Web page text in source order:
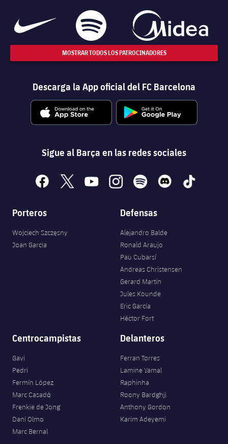
MOSTRAR TODOS LOS PATROCINADORES
Descarga la App oficial del FC Barcelona
Sigue al Barça en las redes sociales
facebook
x youtubeinstagramspotify discord tiktok
Porteros
Wojciech Szczęsny
Joan Garcia
Defensas
Alejandro Balde
Ronald Araujo
Pau Cubarsí
Andreas Christensen
Gerard Martín
Jules Kounde
Eric García
Héctor Fort
Centrocampistas
Gavi
Pedri
Fermín López
Marc Casadó
Frenkie de Jong
Dani Olmo
Marc Bernal
Delanteros
Ferran Torres
Lamine Yamal
Raphinha
Roony Bardghji
Anthony Gordon
Karim Adeyemi